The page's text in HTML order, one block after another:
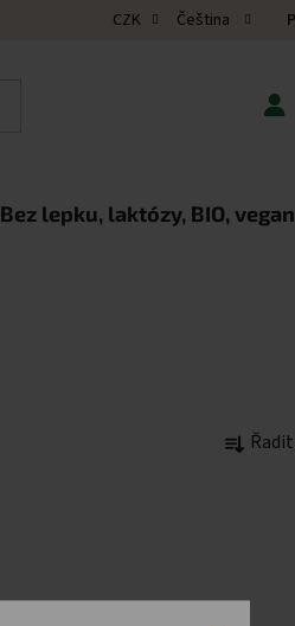
CZK Čeština
Bez lepku, laktózy, BIO, vegan